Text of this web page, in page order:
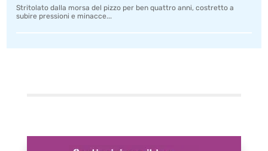
Stritolato dalla morsa del pizzo per ben quattro anni, costretto a
subire pressioni e minacce...